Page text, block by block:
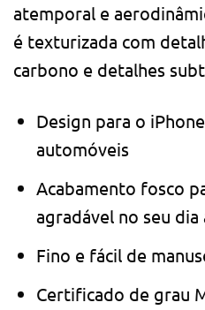
atemporal e
é texturizada com
carbono e detalhes
Design para o
automóveis
Acabamento fosco
agradável no seu dia
Fino e fácil de
Certificado de grau